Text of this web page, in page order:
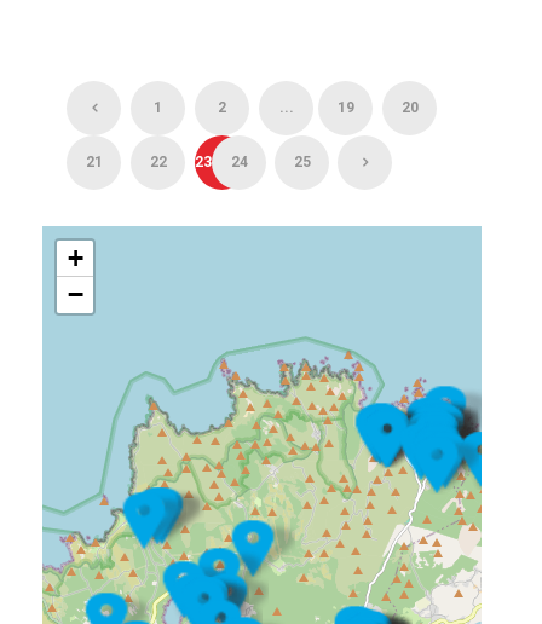
1 2 ... 19 20
21 22 23 24 25
+
−